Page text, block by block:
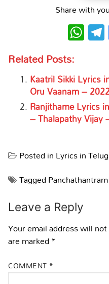
Share with
Related Posts:
Kaatril Sikki Lyrics
Oru Vaanam –
Ranjithame Lyrics
– Thalapathy Vijay
Posted inLyrics in
TaggedPanchathantram
Leave a Reply
Your email address will
are marked*
COMMENT *